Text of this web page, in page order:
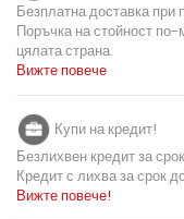
Безплатна доставка при
Поръчка на стойност
цялата страна.
Вижте повече
Купи на кредит!
Безлихвен кредит за
Кредит с лихва за срок
Вижте повече!